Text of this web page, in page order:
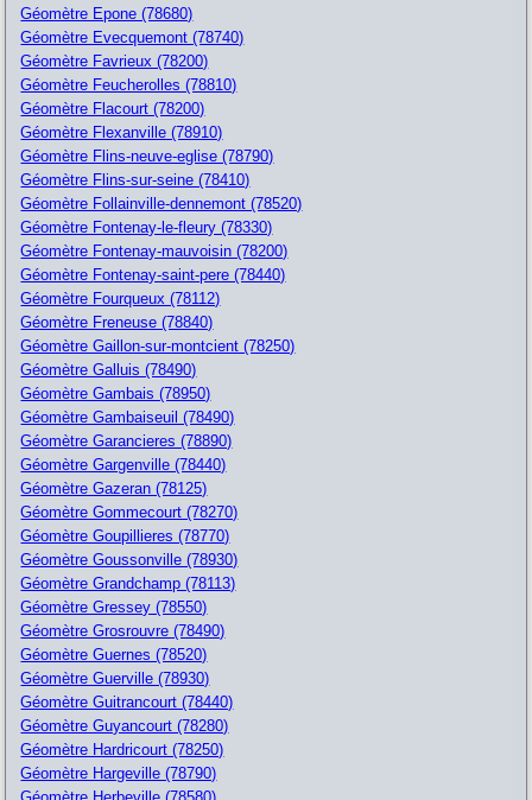
Géomètre Epone (78680)
Géomètre Evecquemont (78740)
Géomètre Favrieux (78200)
Géomètre Feucherolles (78810)
Géomètre Flacourt (78200)
Géomètre Flexanville (78910)
Géomètre Flins-neuve-eglise (78790)
Géomètre Flins-sur-seine (78410)
Géomètre Follainville-dennemont (78520)
Géomètre Fontenay-le-fleury (78330)
Géomètre Fontenay-mauvoisin (78200)
Géomètre Fontenay-saint-pere (78440)
Géomètre Fourqueux (78112)
Géomètre Freneuse (78840)
Géomètre Gaillon-sur-montcient (78250)
Géomètre Galluis (78490)
Géomètre Gambais (78950)
Géomètre Gambaiseuil (78490)
Géomètre Garancieres (78890)
Géomètre Gargenville (78440)
Géomètre Gazeran (78125)
Géomètre Gommecourt (78270)
Géomètre Goupillieres (78770)
Géomètre Goussonville (78930)
Géomètre Grandchamp (78113)
Géomètre Gressey (78550)
Géomètre Grosrouvre (78490)
Géomètre Guernes (78520)
Géomètre Guerville (78930)
Géomètre Guitrancourt (78440)
Géomètre Guyancourt (78280)
Géomètre Hardricourt (78250)
Géomètre Hargeville (78790)